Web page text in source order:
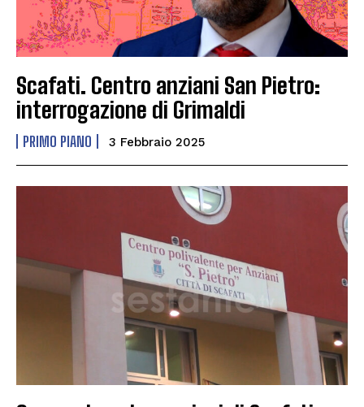
Scafati. Centro anziani San Pietro:
interrogazione di Grimaldi
PRIMO PIANO 3 Febbraio 2025